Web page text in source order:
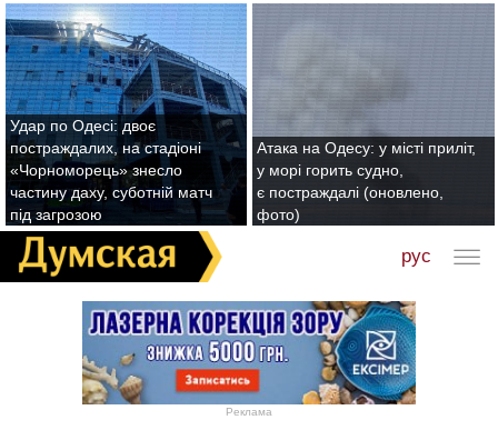
Удар по Одесі: двоє
постраждалих, на стадіоні
«Чорноморець» знесло
частину даху, суботній матч
під загрозою
Атака на Одесу: у місті приліт,
у морі горить судно,
є постраждалі (оновлено,
фото)
рус
Реклама